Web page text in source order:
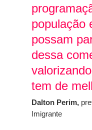
população
possam
dessa
tem de
Dalton Perim,
Imigrante